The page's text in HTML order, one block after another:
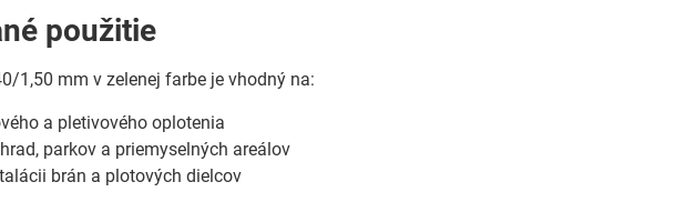
použitie
1,50 mm v zelenej farbe je vhodný na:
a pletivového oplotenia
parkov a priemyselných areálov
brán a plotových dielcov